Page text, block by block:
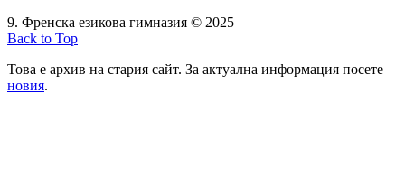
9. Френска езикова гимназия © 2025
Back to Top
Това е архив на стария сайт. За актуална информация посете
новия.